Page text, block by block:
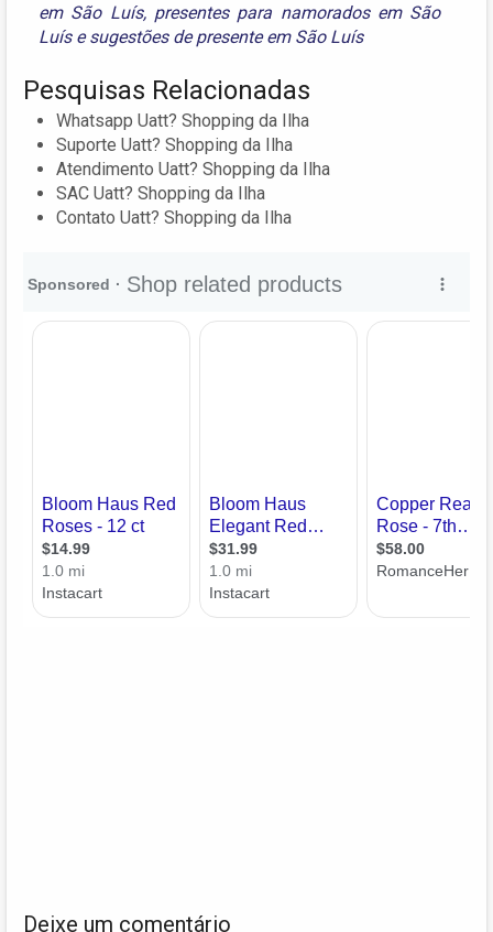
em São Luís, presentes para namorados em São
Luísesugestões de presente em São Luís
Pesquisas Relacionadas
Whatsapp Uatt? Shopping da Ilha
Suporte Uatt? Shopping da Ilha
Atendimento Uatt? Shopping da Ilha
SAC Uatt? Shopping da Ilha
Contato Uatt? Shopping da Ilha
Deixe um comentário